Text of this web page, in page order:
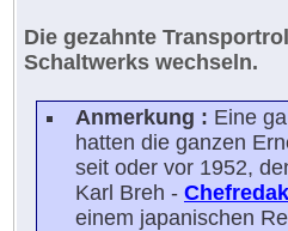
Die gezahnte
Schaltwerks wechseln.
Anmerkung : Eine
hatten die ganzen
seit oder vor 1952,
Karl Breh -
einem japanischen